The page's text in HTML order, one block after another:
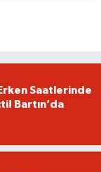
Saatlerinde
Bartın’da